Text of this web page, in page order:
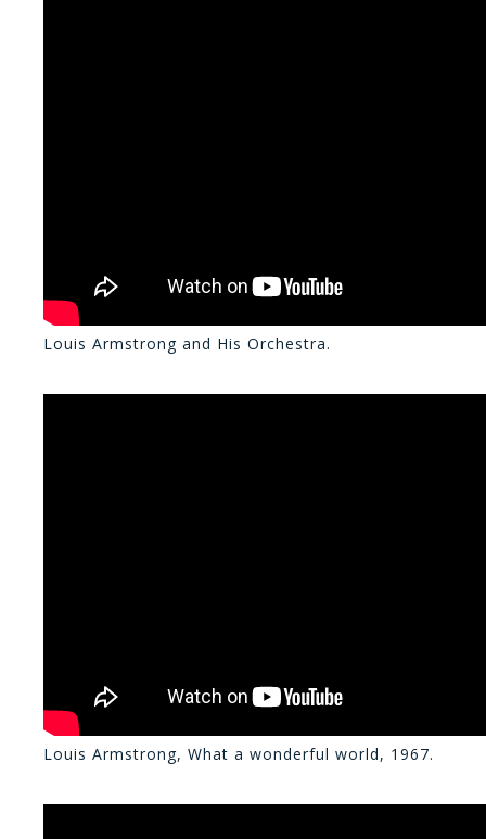
Louis Armstrong and His Orchestra.
Louis Armstrong, What a wonderful world, 1967.